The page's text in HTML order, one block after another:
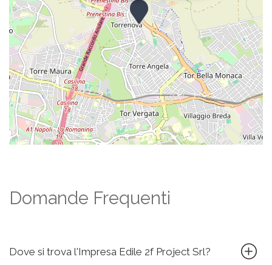
Domande Frequenti
Dove si trova l'Impresa Edile 2f Project Srl?